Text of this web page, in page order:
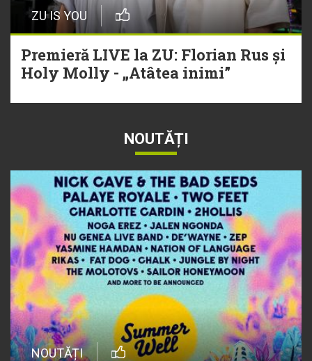
ZU IS YOU
Premieră LIVE la ZU: Florian Rus și
Holy Molly - „Atâtea inimi”
NOUTĂȚI
NOUTĂȚI